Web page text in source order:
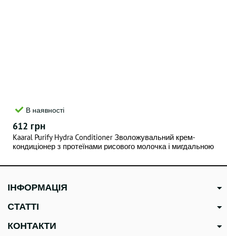
В наявності
612 грн
Kaaral Purify Hydra Conditioner Зволожувальний крем-
кондиціонер з протеїнами рисового молочка і мигдальною
ІНФОРМАЦІЯ
СТАТТІ
КОНТАКТИ